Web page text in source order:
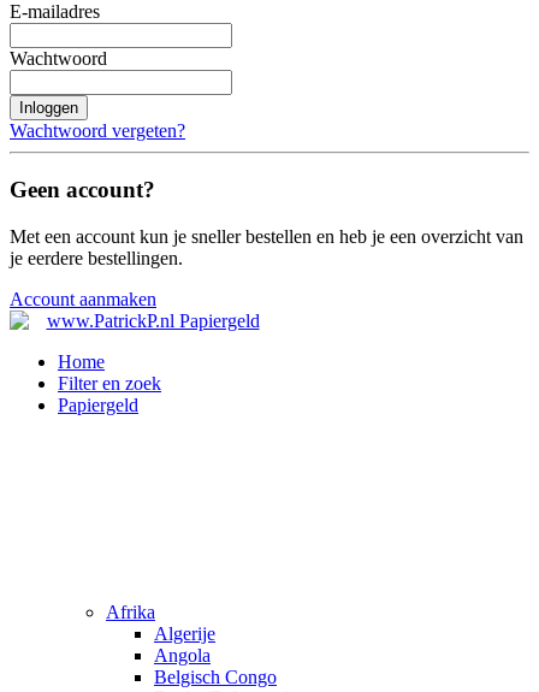
E-mailadres
Wachtwoord
Inloggen
Wachtwoord vergeten?
Geen account?
Met een account kun je sneller bestellen en heb je een overzicht van
je eerdere bestellingen.
Account aanmaken
Home
Filter en zoek
Papiergeld
Afrika
Algerije
Angola
Belgisch Congo